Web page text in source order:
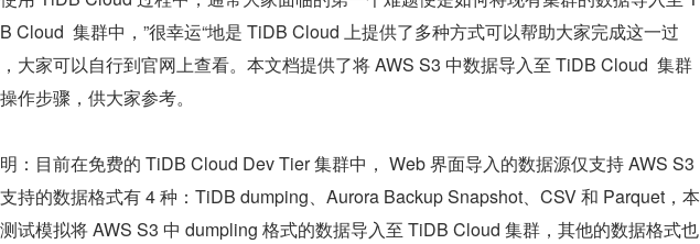
Cloud  集群中，”很幸运“地是 TiDB Cloud 上提供了多种方式可以帮助大家完成这一过
大家可以自行到官网上查看。本文档提供了将 AWS S3 中数据导入至 TiDB Cloud  集群
作步骤，供大家参考。
：目前在免费的 TiDB Cloud Dev Tier 集群中， Web 界面导入的数据源仅支持 AWS S3
支持的数据格式有 4 种：TiDB dumping、Aurora Backup Snapshot、CSV 和 Parquet，本
试模拟将 AWS S3 中 dumpling 格式的数据导入至 TiDB Cloud 集群，其他的数据格式也